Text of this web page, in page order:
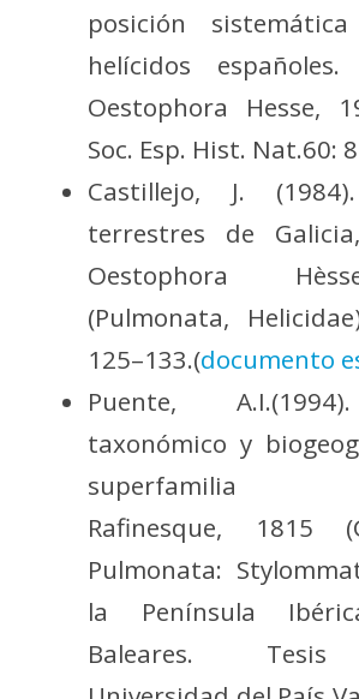
posición
helícidos
Oestophora Hesse,
Soc. Esp. Hist. Nat.60:
Castillejo, J.
terrestres de
Oestophora
(Pulmonata,
125–133.(documento
Puente,
taxonómico y
superfamilia
Rafinesque, 1815
Pulmonata:
la Península
Baleares. Tesis